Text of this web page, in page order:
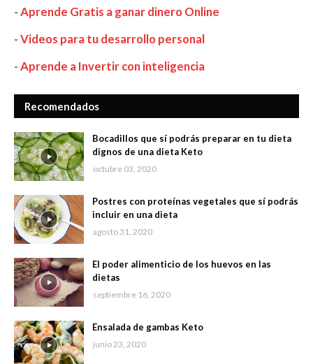
-Aprende Gratis a ganar dinero Online
-Videos para tu desarrollo personal
-Aprende a Invertir con inteligencia
Recomendados
Bocadillos que sí podrás preparar en tu dieta
dignos de una dieta Keto
octubre 03, 2020
Postres con proteínas vegetales que sí podrás
incluir en una dieta
agosto 31, 2020
El poder alimenticio de los huevos en las
dietas
septiembre 16, 2020
Ensalada de gambas Keto
junio 23, 2020